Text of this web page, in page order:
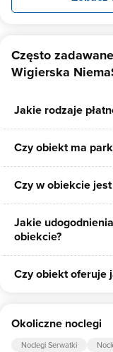
Często
Wigierska
Jakie rodzaje
W obiekcie dostępne
płatność przelewem.
Czy obiekt ma
Tak, Wigierska
na 8 miejsc.
Czy w obiekcie
Tak, Wigierska
Jakie
obiekcie?
Udogodnienia dla
pościel dla dzieci.
Czy obiekt oferuje
piaskownica, huśtawka.
Okoliczne noclegi
Noclegi Serwatki